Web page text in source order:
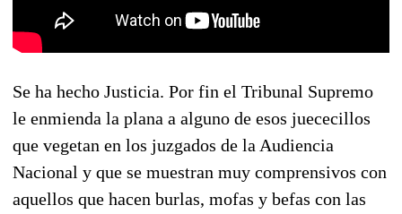
Se ha hecho Justicia. Por fin el Tribunal Supremo
le enmienda la plana a alguno de esos juececillos
que vegetan en los juzgados de la Audiencia
Nacional y que se muestran muy comprensivos con
aquellos que hacen burlas, mofas y befas con las